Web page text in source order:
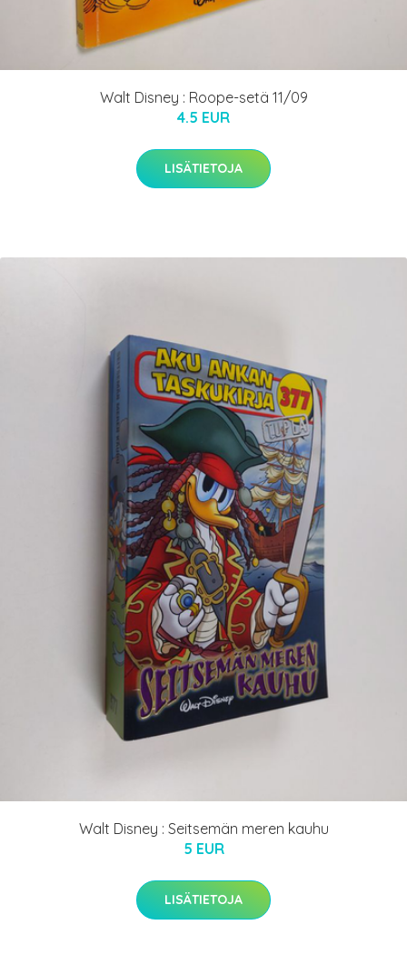
Walt Disney : Roope-setä 11/09
4.5 EUR
LISÄTIETOJA
Walt Disney : Seitsemän meren kauhu
5 EUR
LISÄTIETOJA